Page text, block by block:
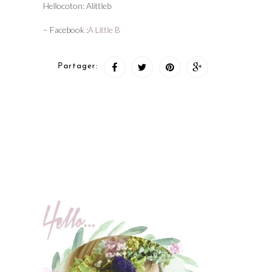
Hellocoton: Alittleb
– Facebook :A Little B
Partager: